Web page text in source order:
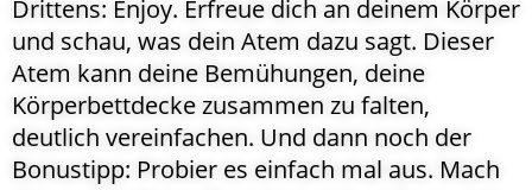
Drittens: Enjoy. Erfreue dich an deinem Körper
und schau, was dein Atem dazu sagt. Dieser
Atem kann deine Bemühungen, deine
Körperbettdecke zusammen zu falten,
deutlich vereinfachen. Und dann noch der
Bonustipp: Probier es einfach mal aus. Mach